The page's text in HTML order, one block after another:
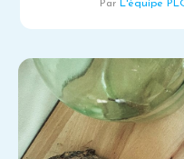
Par L'équipe